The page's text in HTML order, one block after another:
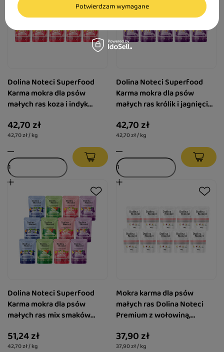
Dolina Noteci Superfood
Karma mokra dla psów
małych ras koza i indyk
42,70 zł
42,70 zł / kg
Dolina Noteci Superfood
Karma mokra dla psów
małych ras królik i jagnięcina
42,70 zł
42,70 zł / kg
Dolina Noteci Superfood
Karma mokra dla psów
małych ras mix smaków
51,24 zł
42,70 zł / kg
Mokra karma dla psów
małych ras Dolina Noteci
Premium z wołowiną,
10 x 100 g
37,90 zł
37,90 zł / kg
Potwierdzam wymagane